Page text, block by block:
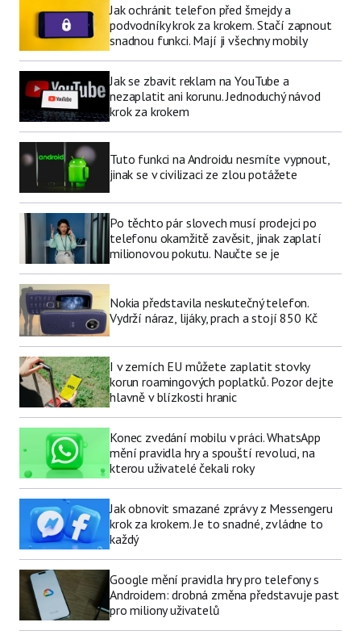
Jak ochránit telefon před šmejdy a
podvodníky krok za krokem. Stačí zapnout
snadnou funkci. Mají ji všechny mobily
Jak se zbavit reklam na YouTube a
nezaplatit ani korunu. Jednoduchý návod
krok za krokem
Tuto funkci na Androidu nesmíte vypnout,
jinak se v civilizaci ze zlou potážete
Po těchto pár slovech musí prodejci po
telefonu okamžitě zavěsit, jinak zaplatí
milionovou pokutu. Naučte se je
Nokia představila neskutečný telefon.
Vydrží náraz, lijáky, prach a stojí 850 Kč
I v zemích EU můžete zaplatit stovky
korun roamingových poplatků. Pozor dejte
hlavně v blízkosti hranic
Konec zvedání mobilu v práci. WhatsApp
mění pravidla hry a spouští revoluci, na
kterou uživatelé čekali roky
Jak obnovit smazané zprávy z Messengeru
krok za krokem. Je to snadné, zvládne to
každý
Google mění pravidla hry pro telefony s
Androidem: drobná změna představuje past
pro miliony uživatelů